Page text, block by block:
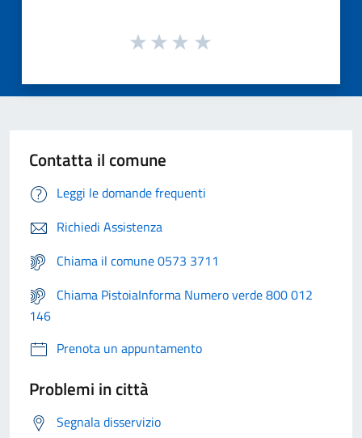
Contatta il comune
Leggi le domande frequenti
Richiedi Assistenza
Chiama il comune 0573 3711
Chiama PistoiaInforma Numero verde 800 012
146
Prenota un appuntamento
Problemi in città
Segnala disservizio